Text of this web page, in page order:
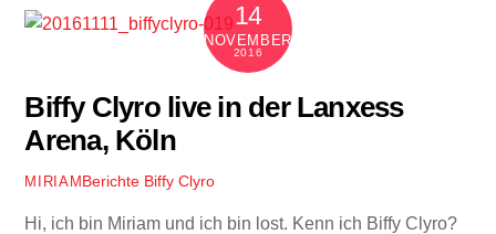
14
NOVEMBER
2016
Biffy Clyro live in der Lanxess
Arena, Köln
MIRIAMBerichte Biffy Clyro
Hi, ich bin Miriam und ich bin lost. Kenn ich Biffy Clyro?